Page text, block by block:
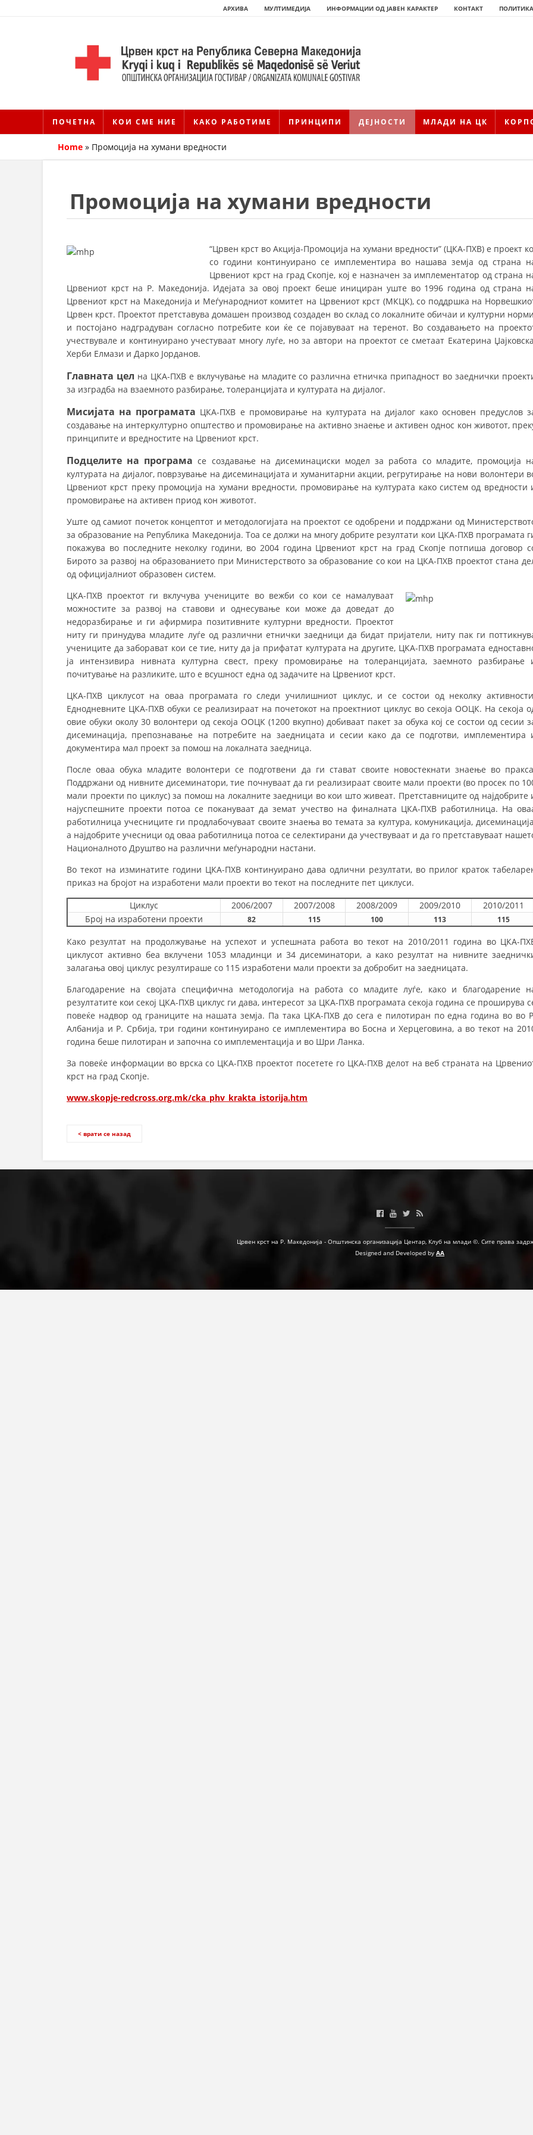
АРХИВА МУЛТИМЕДИЈА ИНФОРМАЦИИ ОД ЈАВЕН КАРАКТЕР КОНТАКТ
ПОЧЕТНА КОИ СМЕ НИЕ КАКО РАБОТИМЕ ПРИНЦИПИ ДЕЈНОСТИ МЛАДИ НА ЦК
ИСТОРИЈАТ НА ДВИЖЕЊЕТО
СТРУКТУРА НА ОРГАНИЗАЦИЈАТА
КОНТАКТ ИНФОРМАЦИИ
ЧЛЕНСТВО ВО ПРОФЕСИОНАЛНИ ТЕЛА
СТАТУТ НА ЦКРМ
ОРГАНИЗАЦИЈА И РАЗВОЈ
СТРУКТУРА И ОРГАНИЗАЦИОНА ПОСТАВЕНОСТ
ДИСЕМИНАЦИЈА
ПРОМОЦИЈА НА ХУМАНИ ВРЕДНОСТИ
УПОТРЕБА И ЗАШТИТА НА АМБЛЕМОТ
СОЦИЈАЛНО ХУМАНИТАРНА ДЕЈНОСТ
КАКО ДА ДОНИРАТЕ
ТИМОВИ НА ООЦК
СПАСИТЕЛНА СТАНИЦА ВОДНО
ПРОЕКТИ – ПОДГОТВЕНОСТ И ДЕЈСТВУВАЊЕ ПРИ КАТАСТРОФИ
ОДНОСИ СО ЈАВНОСТ
ИСТРАЖУВАЊЕ НА ЈАВНО МИСЛЕЊЕ
МЕЃУНАРОДНА СОРАБОТКА
ДОГОВОРИ
ФОРМУЛАРИ ЗА БАРАЊА
ЗДРАВСТВЕНО ПРЕВЕНТИВНА ДЕЈНОСТ
КРВОДАРИТЕЛСТВО
МЕНАЏМЕНТ НА ВОЛОНТЕРИ
СТРАТЕГИИ
БРОШУРИ
ПРЕЗЕНТАЦИИ
Home » Промоција на хумани вредности
Промоција на хумани вредности
“Црвен крст во Акција-Промоција на хумани вредности” (ЦКА-ПХВ) е проект
со години континуирано се имплементира во нашава земја од страна
Црвениот крст на град Скопје, кој е назначен за имплементатор од страна
Црвениот крст на Р. Македонија. Идејата за овој проект беше инициран уште во 1996 година од страна
Црвениот крст на Македонија и Меѓународниот комитет на Црвениот крст (МКЦК), со поддршка на
Црвен крст. Проектот претставува домашен производ создаден во склад со локалните обичаи и културни
и постојано надградуван согласно потребите кои ќе се појавуваат на теренот. Во создавањето на
учествувале и континуирано учестуваат многу луѓе, но за автори на проектот се сметаат Екатерина
Херби Елмази и Дарко Јорданов.
Главната цел на ЦКА-ПХВ е вклучување на младите со различна етничка припадност во заеднички
за изградба на взаемното разбирање, толеранцијата и културата на дијалог.
Мисијата на програмата ЦКА-ПХВ е промовирање на културата на дијалог како основен предуслов
создавање на интеркултурно општество и промовирање на активно знаење и активен однос кон животот,
принципите и вредностите на Црвениот крст.
Подцелите на програма се создавање на дисеминациски модел за работа со младите, промоција
културата на дијалог, поврзување на дисеминацијата и хуманитарни акции, регрутирање на нови волонтери
Црвениот крст преку промоција на хумани вредности, промовирање на културата како систем од вредности
промовирање на активен приод кон животот.
Уште од самиот почеток концептот и методологијата на проектот се одобрени и поддржани од
за образование на Република Македонија. Тоа се должи на многу добрите резултати кои ЦКА-ПХВ програмата
покажува во последните неколку години, во 2004 година Црвениот крст на град Скопје потпиша договор
Бирото за развој на образованието при Министерството за образование со кои на ЦКА-ПХВ проектот стана
од официјалниот образовен систем.
ЦКА-ПХВ проектот ги вклучува учениците во вежби со кои се намалуваат
можностите за развој на ставови и однесување кои може да доведат до
недоразбирање и ги афирмира позитивните културни вредности. Проектот
ниту ги принудува младите луѓе од различни етнички заедници да бидат пријатели, ниту пак ги
учениците да заборават кои се тие, ниту да ја прифатат културата на другите, ЦКА-ПХВ програмата
ја интензивира нивната културна свест, преку промовирање на толеранцијата, заемното разбирање
почитување на разликите, што е всушност една од задачите на Црвениот крст.
ЦКА-ПХВ циклусот на оваа програмата го следи училишниот циклус, и се состои од неколку
Еднодневните ЦКА-ПХВ обуки се реализираат на почетокот на проектниот циклус во секоја ООЦК. На секоја
овие обуки околу 30 волонтери од секоја ООЦК (1200 вкупно) добиваат пакет за обука кој се состои од сесии
дисеминација, препознавање на потребите на заедницата и сесии како да се подготви, имплементира
документира мал проект за помош на локалната заедница.
После оваа обука младите волонтери се подготвени да ги стават своите новостекнати знаење во
Поддржани од нивните дисеминатори, тие почнуваат да ги реализираат своите мали проекти (во просек по
мали проекти по циклус) за помош на локалните заедници во кои што живеат. Претставниците од најдобрите
најуспешните проекти потоа се покануваат да земат учество на финалната ЦКА-ПХВ работилница. На
работилница учесниците ги продлабочуваат своите знаења во темата за култура, комуникација,
а најдобрите учесници од оваа работилница потоа се селектирани да учествуваат и да го претставуваат
Националното Друштво на различни меѓународни настани.
Во текот на изминатите години ЦКА-ПХВ континуирано дава одлични резултати, во прилог краток
приказ на бројот на изработени мали проекти во текот на последните пет циклуси.
Циклус
2006/2007 2007/2008 2008/2009 2009/2010
2010/2011
Број на изработени проекти
82 115 100 113 115
Како резултат на продолжување на успехот и успешната работа во текот на 2010/2011 година во ЦКА-
циклусот активно беа вклучени 1053 младинци и 34 дисеминатори, а како резултат на нивните
залагања овој циклус резултираше со 115 изработени мали проекти за добробит на заедницата.
Благодарение на својата специфична методологија на работа со младите луѓе, како и благодарение
резултатите кои секој ЦКА-ПХВ циклус ги дава, интересот за ЦКА-ПХВ програмата секоја година се проширува
повеќе надвор од границите на нашата земја. Па така ЦКА-ПХВ до сега е пилотиран по една година во во
Албанија и Р. Србија, три години континуирано се имплементира во Босна и Херцеговина, а во текот на
година беше пилотиран и започна со имплементација и во Шри Ланка.
За повеќе информации во врска со ЦКА-ПХВ проектот посетете го ЦКА-ПХВ делот на веб страната на
крст на град Скопје.
www.skopje-redcross.org.mk/cka_phv_krakta_istorija.htm
< врати се назад
Црвен крст на Р. Македонија - Општинска организација Центар, Клуб на млади ©. Сите права
Designed and Developed by AA